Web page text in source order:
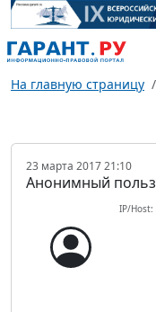
На главную страницу
23 марта 2017 21:10
Анонимный
IP/Host: